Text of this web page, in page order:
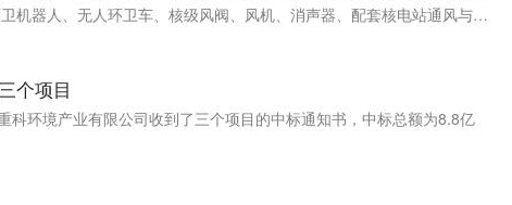
机器人、无人环卫车、核级风阀、风机、消声器、配套核电站通风与空
收比例较小，现阶段不会对公司经营业绩产生重大影响。
个项目
环境产业有限公司收到了三个项目的中标通知书，中标总额为8.8亿